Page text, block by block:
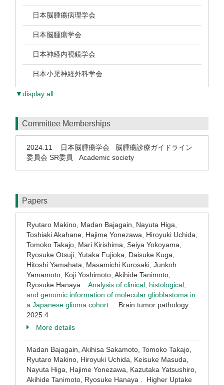
日本脳腫瘍病理学会
日本脳腫瘍学会
日本神経内視鏡学会
日本小児神経外科学会
▼display all
Committee Memberships
2024.11
日本脳腫瘍学会 脳腫瘍診療ガイドライン
委員会 SR委員 Academic society
Papers
Ryutaro Makino, Madan Bajagain, Nayuta Higa,
Toshiaki Akahane, Hajime Yonezawa, Hiroyuki Uchida,
Tomoko Takajo, Mari Kirishima, Seiya Yokoyama,
Ryosuke Otsuji, Yutaka Fujioka, Daisuke Kuga,
Hitoshi Yamahata, Masamichi Kurosaki, Junkoh
Yamamoto, Koji Yoshimoto, Akihide Tanimoto,
Ryosuke Hanaya . Analysis of clinical, histological,
and genomic information of molecular glioblastoma in
a Japanese glioma cohort.
. Brain tumor pathology
2025.4
More details
Madan Bajagain, Akihisa Sakamoto, Tomoko Takajo,
Ryutaro Makino, Hiroyuki Uchida, Keisuke Masuda,
Nayuta Higa, Hajime Yonezawa, Kazutaka Yatsushiro,
Akihide Tanimoto, Ryosuke Hanaya . Higher Uptake